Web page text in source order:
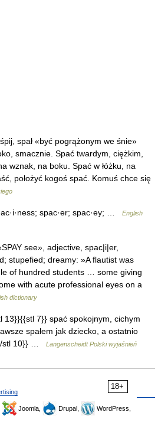
spał «być pogrążonym we śnie»
smacznie. Spać twardym, ciężkim,
wznak, na boku. Spać w łóżku, na
położyć kogoś spać. Komuś chce się
spac·er; spac·ey; …
English
see», adjective, spac|i|er,
stupefied; dreamy: »A flautist was
of hundred students … some giving
with acute professional eyes on a
dictionary
7}} spać spokojnym, cichym
spałem jak dziecko, a ostatnio
stl 10}} …
Langenscheidt Polski wyjaśnień
18+
Joomla, Drupal,
WordPress,